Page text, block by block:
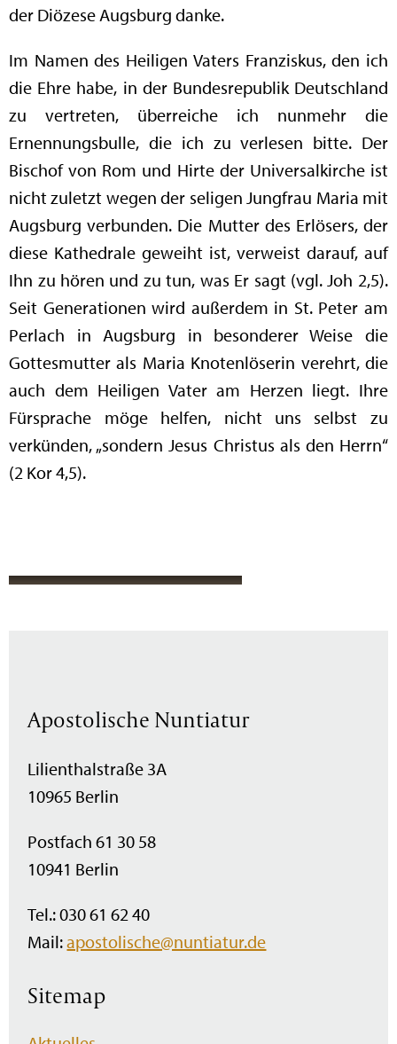
der Diözese Augsburg danke.
Im Namen des Heiligen Vaters Franziskus, den ich
die Ehre habe, in der Bundesrepublik Deutschland
zu vertreten, überreiche ich nunmehr die
Ernennungsbulle, die ich zu verlesen bitte. Der
Bischof von Rom und Hirte der Universalkirche ist
nicht zuletzt wegen der seligen Jungfrau Maria mit
Augsburg verbunden. Die Mutter des Erlösers, der
diese Kathedrale geweiht ist, verweist darauf, auf
Ihn zu hören und zu tun, was Er sagt (vgl. Joh 2,5).
Seit Generationen wird außerdem in St. Peter am
Perlach in Augsburg in besonderer Weise die
Gottesmutter als Maria Knotenlöserin verehrt, die
auch dem Heiligen Vater am Herzen liegt. Ihre
Fürsprache möge helfen, nicht uns selbst zu
verkünden, „sondern Jesus Christus als den Herrn“
(2 Kor 4,5).
Apostolische Nuntiatur
Lilienthalstraße 3A
10965 Berlin
Postfach 61 30 58
10941 Berlin
Tel.: 030 61 62 40
Mail:apostolische@nuntiatur.de
Sitemap
Navigation